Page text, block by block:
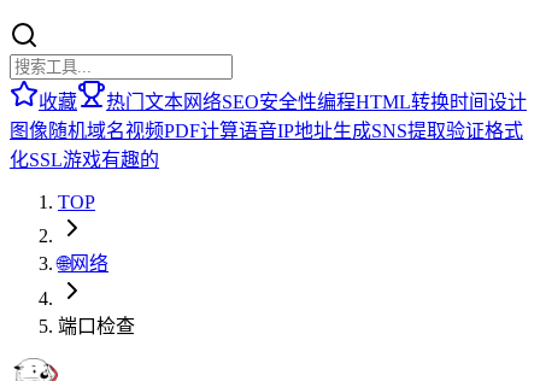
收藏 热门 文本网络SEO安全性编程HTML转换时间设计
图像随机域名视频PDF计算语音IP地址生成SNS提取验证格式
化SSL游戏有趣的
TOP
🌐网络
端口检查